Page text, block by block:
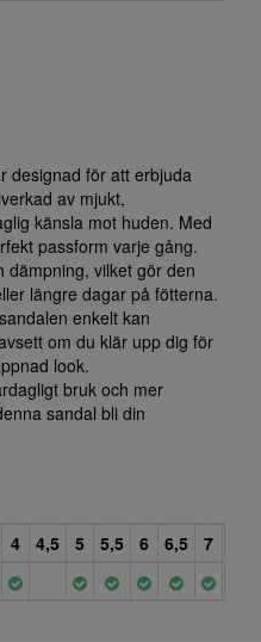
designad för att erbjuda
av mjukt,
känsla mot huden. Med
passform varje gång.
dämpning, vilket gör den
längre dagar på fötterna.
enkelt kan
om du klär upp dig för
look.
bruk och mer
sandal bli din
4 4,5 5 5,5 6 6,5 7